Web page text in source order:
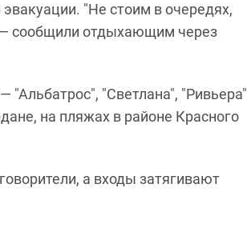
"Не стоим в очередях,
— сообщили отдыхающим через
"Альбатрос", "Светлана", "Ривьера"
на пляжах в районе Красного
а входы затягивают